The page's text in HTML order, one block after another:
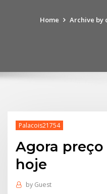
Home Archive by
Palacois21754
Agora preço
hoje
by Guest